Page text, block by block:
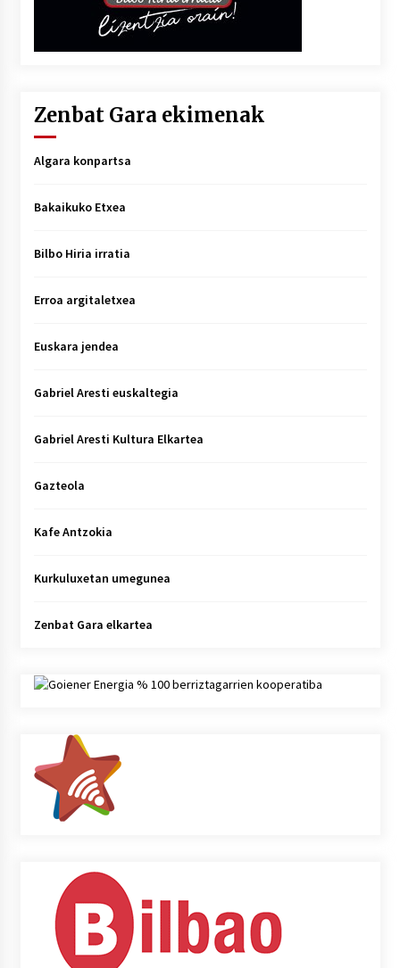
Zenbat Gara ekimenak
Algara konpartsa
Bakaikuko Etxea
Bilbo Hiria irratia
Erroa argitaletxea
Euskara jendea
Gabriel Aresti euskaltegia
Gabriel Aresti Kultura Elkartea
Gazteola
Kafe Antzokia
Kurkuluxetan umegunea
Zenbat Gara elkartea